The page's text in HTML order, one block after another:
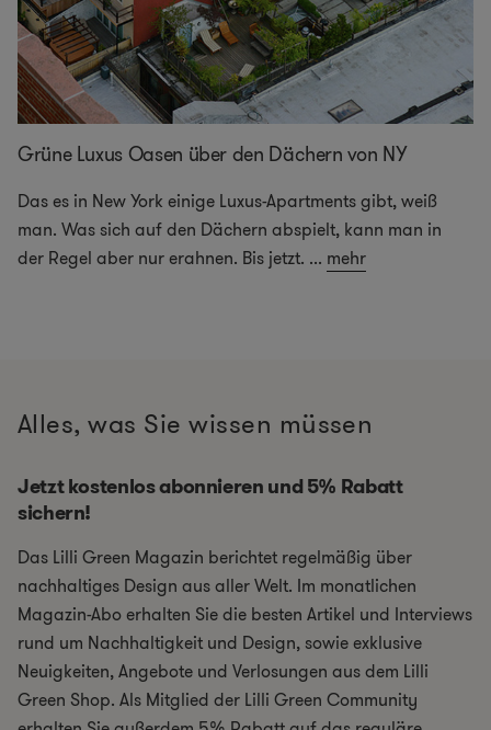
Grüne Luxus Oasen über den Dächern von NY
Das es in New York einige Luxus-Apartments gibt, weiß
man. Was sich auf den Dächern abspielt, kann man in
der Regel aber nur erahnen. Bis jetzt. ... mehr
Alles, was Sie wissen müssen
Jetzt kostenlos abonnieren und 5% Rabatt
sichern!
Das Lilli Green Magazin berichtet regelmäßig über
nachhaltiges Design aus aller Welt. Im monatlichen
Magazin-Abo erhalten Sie die besten Artikel und Interviews
rund um Nachhaltigkeit und Design, sowie exklusive
Neuigkeiten, Angebote und Verlosungen aus dem Lilli
Green Shop. Als Mitglied der Lilli Green Community